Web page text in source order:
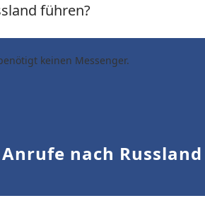
führen?
keinen Messenger.
nach